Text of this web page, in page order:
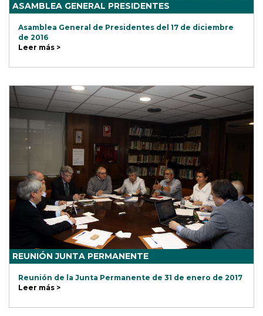
ASAMBLEA GENERAL PRESIDENTES
Asamblea General de Presidentes del 17 de diciembre
de 2016
Leer más >
REUNIÓN JUNTA PERMANENTE
Reunión de la Junta Permanente de 31 de enero de 2017
Leer más >